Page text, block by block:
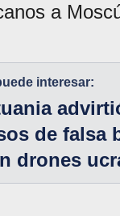
a
interesar:
de falsa
drones